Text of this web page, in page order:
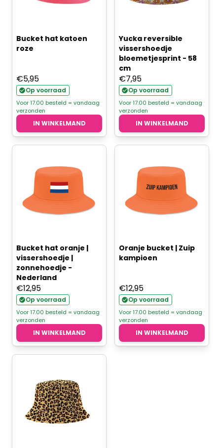
Bucket hat katoen
roze
€5,95
Op voorraad
Voor 17.00 besteld = vandaag
verzonden
IN WINKELMAND
Yucka reversible
vissershoedje
bloemetjesprint - 58
cm
€7,95
Op voorraad
Voor 17.00 besteld = vandaag
verzonden
IN WINKELMAND
Bucket hat oranje |
vissershoedje |
zonnehoedje -
Nederland
€12,95
Op voorraad
Voor 17.00 besteld = vandaag
verzonden
IN WINKELMAND
Oranje bucket | Zuip
kampioen
€12,95
Op voorraad
Voor 17.00 besteld = vandaag
verzonden
IN WINKELMAND